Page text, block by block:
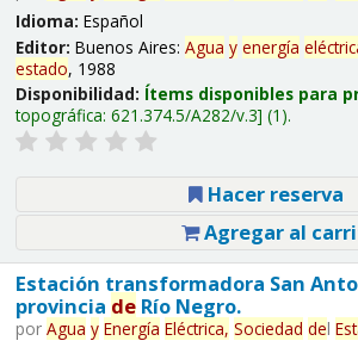
Idioma: Español
Editor: Buenos Aires: Agua y energía
estado, 1988
Disponibilidad: Ítems disponibles para
topográfica: 621.374.5/A282/v.3 (1).
Hacer reserva
Agregar al
Estación transformadora San
provincia deRío Negro.
por Agua y Energía Eléctrica, Sociedad del